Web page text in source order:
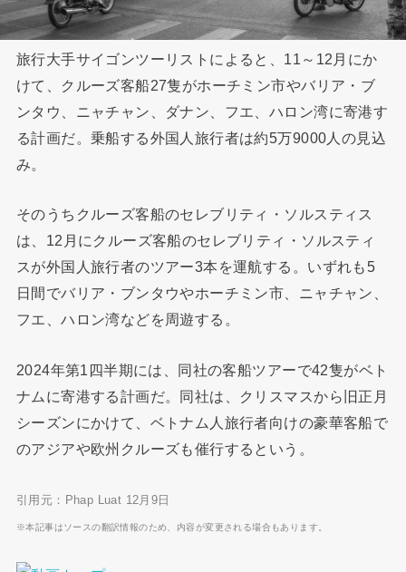
旅行大手サイゴンツーリストによると、11～12月にか
けて、クルーズ客船27隻がホーチミン市やバリア・ブ
ンタウ、ニャチャン、ダナン、フエ、ハロン湾に寄港す
る計画だ。乗船する外国人旅行者は約5万9000人の見込
み。
そのうちクルーズ客船のセレブリティ・ソルスティス
は、12月にクルーズ客船のセレブリティ・ソルスティ
スが外国人旅行者のツアー3本を運航する。いずれも5
日間でバリア・ブンタウやホーチミン市、ニャチャン、
フエ、ハロン湾などを周遊する。
2024年第1四半期には、同社の客船ツアーで42隻がベト
ナムに寄港する計画だ。同社は、クリスマスから旧正月
シーズンにかけて、ベトナム人旅行者向けの豪華客船で
のアジアや欧州クルーズも催行するという。
引用元：Phap Luat 12月9日
※本記事はソースの翻訳情報のため、内容が変更される場合もあります。